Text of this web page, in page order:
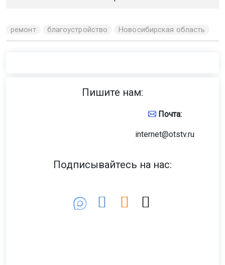
ремонт благоустройство Новосибирская область
Пишите нам:
Почта:
internet@otstv.ru
Подписывайтесь на нас: